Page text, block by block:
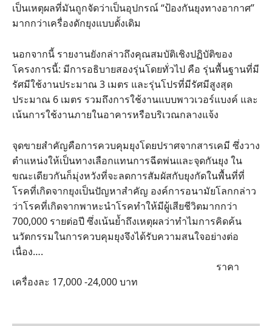
เป็นเหตุผลที่มันถูกจัดว่าเป็นอุปกรณ์ “ป้องกันยุงทางอากาศ”
มากกว่าเครื่องดักยุงแบบดั้งเดิม
นอกจากนี้ รายงานยังกล่าวถึงคุณสมบัติเชิงปฏิบัติของ
โครงการนี้: มีการอธิบายสองรุ่นโดยทั่วไป คือ รุ่นพื้นฐานที่มี
รัศมีใช้งานประมาณ 3 เมตร และรุ่นโปรที่มีรัศมีสูงสุด
ประมาณ 6 เมตร รวมถึงการใช้งานแบบพาวเวอร์แบงค์ และ
เน้นการใช้งานภายในอาคารหรือบริเวณกลางแจ้ง
จุดขายสำคัญคือการควบคุมยุงโดยปราศจากสารเคมี ซึ่งวาง
ตำแหน่งให้เป็นทางเลือกแทนการฉีดพ่นและจุดกันยุง ใน
ขณะเดียวกันก็มุ่งหวังที่จะลดการสัมผัสกับยุงกัดในพื้นที่ที่
โรคที่เกิดจากยุงเป็นปัญหาสำคัญ องค์การอนามัยโลกกล่าว
ว่าโรคที่เกิดจากพาหะนำโรคทำให้มีผู้เสียชีวิตมากกว่า
700,000 รายต่อปี ซึ่งเน้นย้ำถึงเหตุผลว่าทำไมการคิดค้น
นวัตกรรมในการควบคุมยุงจึงได้รับความสนใจอย่างต่อ
เนื่อง….
ราคา
เครื่องละ 17,000 -24,000 บาท